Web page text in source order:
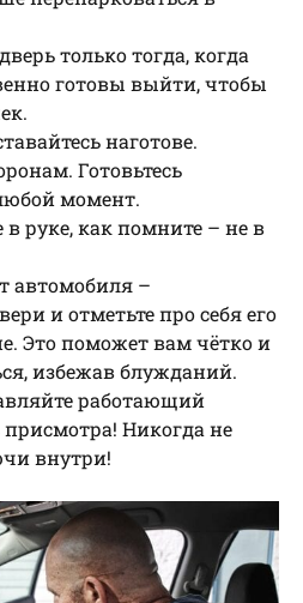
только тогда, когда
готовы выйти, чтобы
наготове.
Готовьтесь
момент.
руке, как помните – не в
автомобиля –
и отметьте про себя его
Это поможет вам чётко и
избежав блужданий.
работающий
присмотра! Никогда не
внутри!